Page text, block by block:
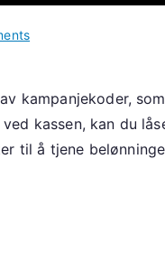
on
kampanjekoder:
Kampanjekoder,
Nyeste
kampanjekoder,
kassen, kan du
til å tjene